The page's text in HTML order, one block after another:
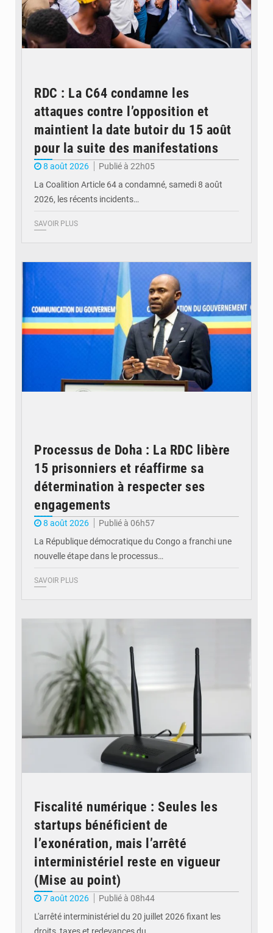
RDC : La C64 condamne les
attaques contre l’opposition et
maintient la date butoir du 15 août
pour la suite des manifestations
8 août 2026
Publié à 22h05
La Coalition Article 64 a condamné, samedi 8 août
2026, les récents incidents…
SAVOIR PLUS
Processus de Doha : La RDC libère
15 prisonniers et réaffirme sa
détermination à respecter ses
engagements
8 août 2026
Publié à 06h57
La République démocratique du Congo a franchi une
nouvelle étape dans le processus…
SAVOIR PLUS
Fiscalité numérique : Seules les
startups bénéficient de
l’exonération, mais l’arrêté
interministériel reste en vigueur
(Mise au point)
7 août 2026
Publié à 08h44
L'arrêté interministériel du 20 juillet 2026 fixant les